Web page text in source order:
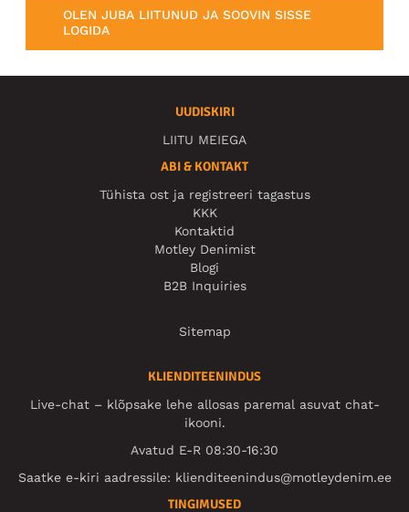
OLEN JUBA LIITUNUD JA SOOVIN SISSE
LOGIDA
UUDISKIRI
LIITU MEIEGA
ABI & KONTAKT
Tühista ost ja registreeri tagastus
KKK
Kontaktid
Motley Denimist
Blogi
B2B Inquiries
Sitemap
KLIENDITEENINDUS
Live-chat – klõpsake lehe allosas paremal asuvat chat-
ikooni.
Avatud E-R 08:30-16:30
Saatke e-kiri aadressile: klienditeenindus@motleydenim.ee
TINGIMUSED